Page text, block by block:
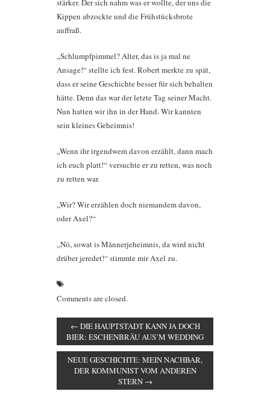
stärker. Der sich nahm was er wollte, der uns die
Kippen abzockte und die Frühstücksbrote
auffraß.
„Schlumpfpimmel? Alter, das is ja mal ne
Ansage!“ stellte ich fest. Robert merkte zu spät,
dass er seine Geschichte besser für sich behalten
hätte. Denn das war der letzte Tag seiner Macht.
Nun hatten wir ihn in der Hand. Wir kannten
sein kleines Geheimnis!
„Wenn ihr irgendwem davon erzählt, dann mach
ich euch platt!“ versuchte er zu retten, was noch
zu retten war.
„Wir? Wir erzählen doch niemandem davon,
oder Axel?“
„Nö, sowat is Männerjeheimnis, da wird nicht
drüber jeredet!“ stimmte mir Axel zu.
Comments are closed.
← DIE HAUPTSTADT KANN JA DOCH
BIER: ESCHENBRÄU AUS’M WEDDING
NEUE GESCHICHTE: MEIN NACHBAR,
DER KOMMUNIST VOM ANDEREN
STERN →